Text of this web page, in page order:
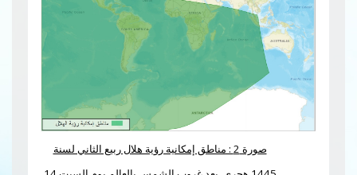
صورة 2 : مناطق إمكانية رؤية هلال ربيع الثاني لسنة